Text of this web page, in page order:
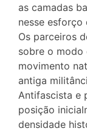
as camadas
nesse esforço
Os parceiros
sobre o modo
movimento
antiga
Antifascista e
posição
densidade